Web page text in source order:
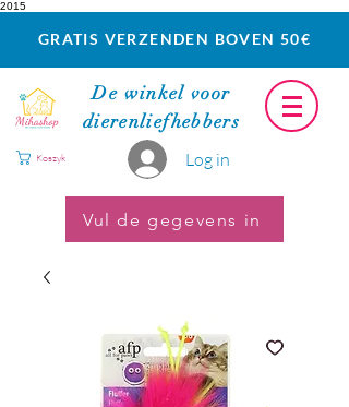
2015
GRATIS VERZENDEN BOVEN 50€
De winkel voor
dierenliefhebbers
Log in
Koszyk
Vul de gegevens in